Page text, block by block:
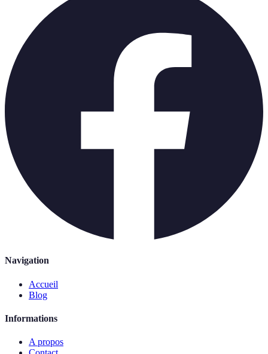
Navigation
Accueil
Blog
Informations
A propos